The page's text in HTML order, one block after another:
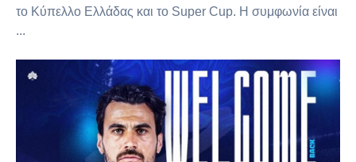
το Κύπελλο Ελλάδας και το Super Cup. Η συμφωνία είναι
...